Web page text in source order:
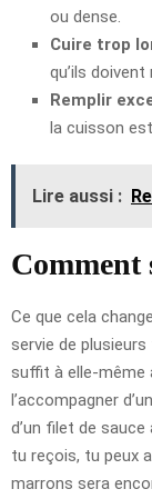
ou dense.
Cuire trop
qu’ils
Remplir
la cuisson
Lire aussi :
Comment
Ce que cela
servie de
suffit à elle-même
l’accompagner
d’un filet de
tu reçois, tu peux
marrons sera